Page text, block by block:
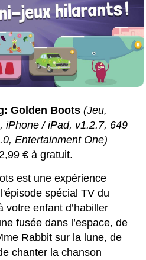
Golden Boots (Jeu,
iPhone / iPad, v1.2.7, 649
Entertainment One)
€ à gratuit.
est une expérience
spécial TV du
votre enfant d’habiller
fusée dans l’espace, de
Rabbit sur la lune, de
chanter la chanson